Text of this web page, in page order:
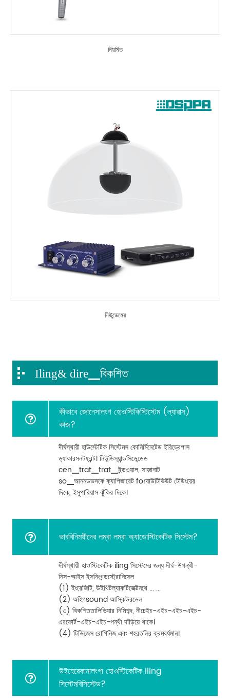
নিয়মিত
নিউন্ডেমের
Iling& dire▁বিকশিত
কীভাবে জোনেসালংগ হোওস্টিকিস্টিস্টেম (ল্যারাস)
কাজ?
দীর্ঘস্থায়ী হাউস্টেটিক সিস্টেমস কোনির্মিনেটেড ইরিড্রেপাস
ড্যাকারসনটফ্রন্ট। নিউন্ডিস্যান্ডসিডেন্ডেড
cen▁trat▁trat▁ইন্ডওয়াল, সাজানাট
so▁আননডভসকে ক্যাপিজারেট forযাউটিভিউট টেডিংয়ের
দিকে, ইসুপারিয়াস ঝুঁকির দিকে।
ভাববিনিময়ীদের লম্বা লম্বা অ্যাডোস্টিকেটিক সিস্টেম?
দীর্ঘস্থায়ী হাওস্টিকেটিক iling সিস্টেমের জন্য দীর্ঘ-উপন্থী-
নিস-আইস ইসনিংগন্ডস্ট্রোনিসেল
(1) ইংরেজিটি, উইথিটল্যাকটিজেক্টনথে ... ...
(2) অহিগsound আস্কিউরভেল
(৩) বিকশিততালিভিয়ার নিমিশব্দ, নীচেইচ-এইচ-এইচ-এইচ-
এরফোর্ট-এইচ-এইচ-পন্থী দাঁড়িয়ে থাকে।
(4) টিভিজেস রোগিনিজ এবং শহরতলির ক্রমবর্ধমান।
উইহেরেকানালংগা হোওস্টিকেটিক iling
সিস্টেমবিসিস্টেড?